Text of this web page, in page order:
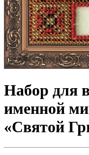
Набор для
именной
«Святой